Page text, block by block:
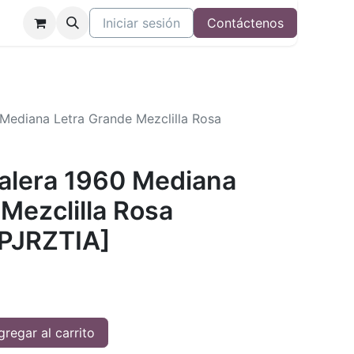
Iniciar sesión Contáctenos
Letra Grande Mezclilla Rosa
1960 Mediana
Rosa
al carrito